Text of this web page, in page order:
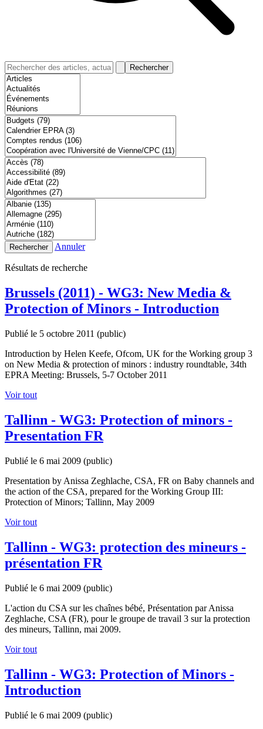
Rechercher
Rechercher Annuler
Résultats de recherche
Brussels (2011) - WG3: New Media &
Protection of Minors - Introduction
Publié le 5 octobre 2011 (public)
Introduction by Helen Keefe, Ofcom, UK for the Working group 3
on New Media & protection of minors : industry roundtable, 34th
EPRA Meeting: Brussels, 5-7 October 2011
Voir tout
Tallinn - WG3: Protection of minors -
Presentation FR
Publié le 6 mai 2009 (public)
Presentation by Anissa Zeghlache, CSA, FR on Baby channels and
the action of the CSA, prepared for the Working Group III:
Protection of Minors; Tallinn, May 2009
Voir tout
Tallinn - WG3: protection des mineurs -
présentation FR
Publié le 6 mai 2009 (public)
L'action du CSA sur les chaînes bébé, Présentation par Anissa
Zeghlache, CSA (FR), pour le groupe de travail 3 sur la protection
des mineurs, Tallinn, mai 2009.
Voir tout
Tallinn - WG3: Protection of Minors -
Introduction
Publié le 6 mai 2009 (public)